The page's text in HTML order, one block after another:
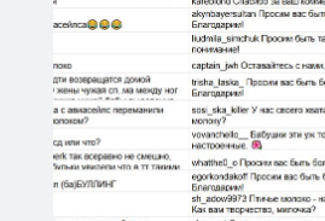
Эмоциональная
невовлеченность сотрудников.
Очень трудно остаться в
равновесии, когда тебе 40 раз
на дню адресуют
нелицеприятные
высказывания, а тебе надо на
них отвечать